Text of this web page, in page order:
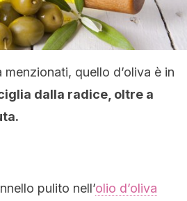
quello d’oliva è in
dalla radice, oltre a
pulito nell’olio d’oliva